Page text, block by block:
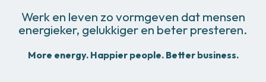
Werk en leven zo vormgeven dat mensen
energieker, gelukkiger en beter presteren.
More energy. Happier people. Better business.